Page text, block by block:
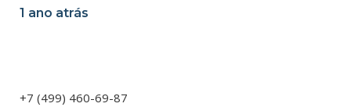
1 ano atrás
+7 (499) 460-69-87